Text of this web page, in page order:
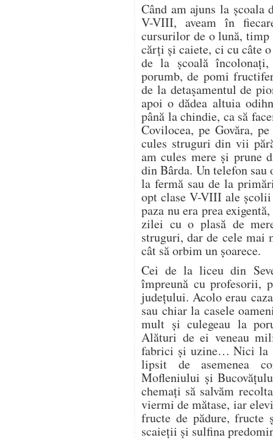
Când am ajuns la școala
V-VIII, aveam în
cursurilor de o lună, timp
cărți și caiete, ci cu câte
de la școală
porumb, de pomi
de la detașamentul de
apoi o dădea altuia
până la chindie, ca să
Covilocea, pe Govăra,
cules struguri din vii
am cules mere și prune
din Bârda. Un telefon sau
la fermă sau de la
opt clase V-VIII ale școlii
paza nu era prea
zilei cu o plasă de
struguri, dar de cele mai
cât să orbim un șoarece.
Cei de la liceu din
împreună cu profesorii,
județului. Acolo erau
sau chiar la casele
mult și culegeau la
Alături de ei veneau
fabrici și uzine… Nici la
lipsit de asemenea
Mofleniului și
chemați să salvăm
viermi de mătase, iar
fructe de pădure, fructe
scaieții și sulfina